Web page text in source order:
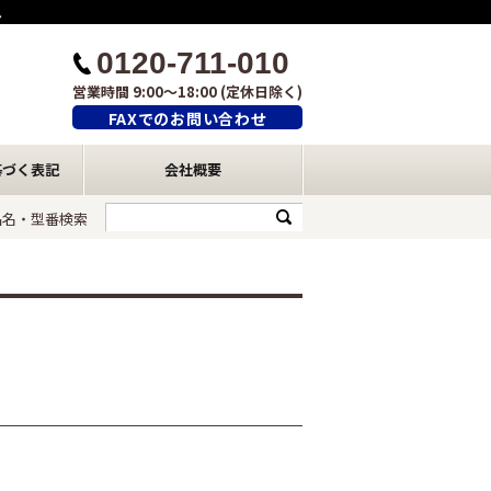
0120-711-010
営業時間 9:00～18:00 (定休日除く)
FAXでのお問い合わせ
く表記 会社概要
・型番検索